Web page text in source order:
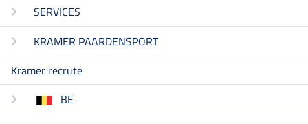
SERVICES
KRAMER PAARDENSPORT
Kramer recrute
BE